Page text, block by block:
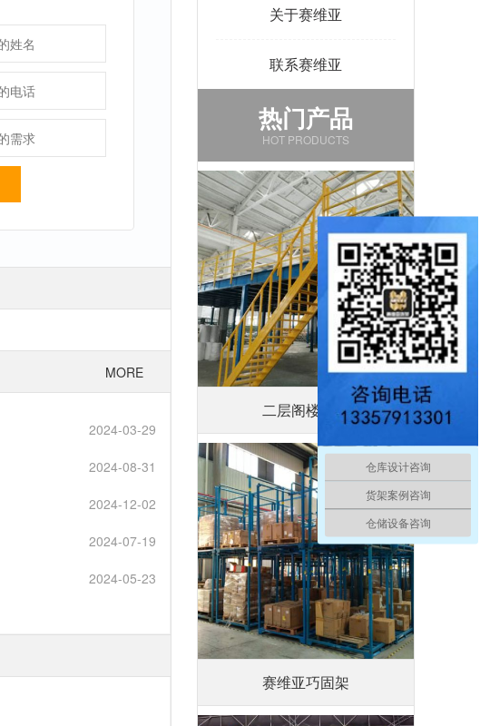
MORE
2024-03-29
2024-08-31
2024-12-02
2024-07-19
2024-05-23
关于赛维亚
联系赛维亚
热门产品
HOT PRODUCTS
二层阁楼平台
赛维亚巧固架
仓库设计咨询
货架案例咨询
仓储设备咨询